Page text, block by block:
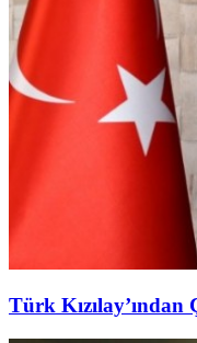
Türk